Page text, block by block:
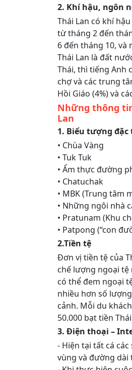
2. Khí hậu, ngôn
Thái Lan có khí
từ tháng 2 đến
6 đến tháng 10,
Thái Lan là đất
Thái, thì tiếng Anh
chợ và các trung
Hồi Giáo (4%) và
Những thông
Lan
1. Biểu tượng
• Chùa Vàng
• Tuk Tuk
• Ẩm thực đường
• Chatuchak
• MBK (Trung tâm
• Những ngôi nhà
• Pratunam (Khu
• Patpong (“con
2.Tiền tệ
Đơn vị tiền tệ của
chế lượng ngoại
có thể đem ngoại
nhiều hơn số
cảnh. Mỗi du
50.000 bạt tiền
3. Điện thoại –
- Hiện tại tất cá
vùng và đường dài